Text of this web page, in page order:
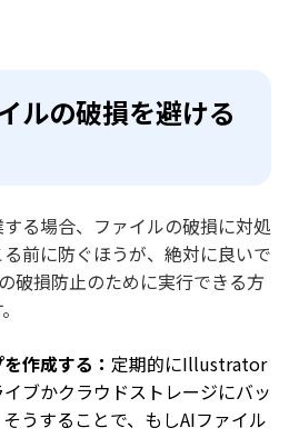
ルの破損を避ける
る場合、ファイルの破損に対処
前に防ぐほうが、絶対に良いで
破損防止のために実行できる方
作成する： 定期的にIllustrator
ブかクラウドストレージにバッ
うすることで、もしAIファイル